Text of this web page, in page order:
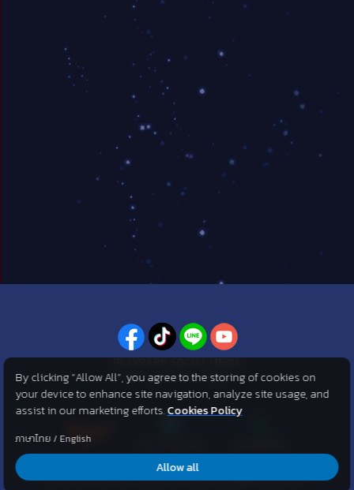
PLAYPARK SOCIAL MEDIA
ไม่พลาดทุกข่าวสารจาก PlayPark
©2007 KOG corporation . All Rights Reserved. ©2012 Asphere
Innovations Public Company Limited. All Rights Reserved.
By clicking “Allow All”, you agree to the storing of cookies on
your device to enhance site navigation, analyze site usage, and
assist in our marketing efforts.Cookies Policy
ภาษาไทย / English
Allow all